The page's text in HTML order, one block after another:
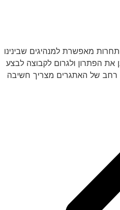
מאפשרת למנהיגים שבינינו
את הפתרון ולגרום לקבוצה לבצע
רחב של האתגרים מצריך חשיבה